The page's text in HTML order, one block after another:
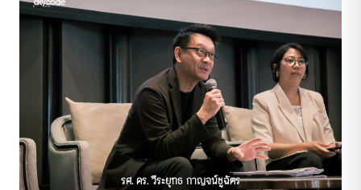
รศ. ดร. วีระยุทธ กาญจน์ชูฉัตร
ACCESS
ขนาดตัวอักษร
A A++
ระยะห่างข้อความ
ปกติ มาก มากที่สุด
ปรับสีสำหรับตาบอดสี